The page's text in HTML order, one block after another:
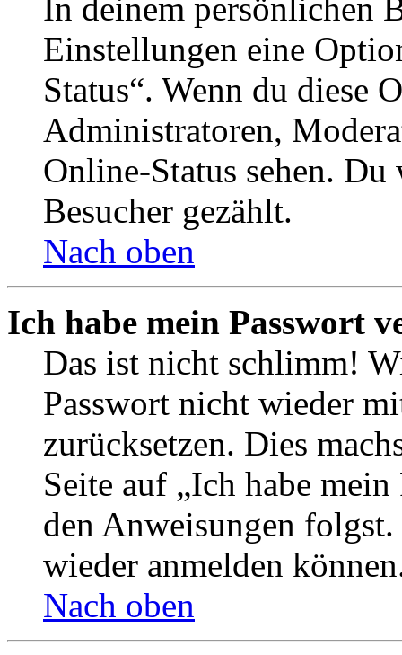
In deinem persönlichen
Einstellungen eine
Status“. Wenn du diese
Administratoren,
Online-Status sehen.
Besucher gezählt.
Nach oben
Ich habe mein Passwort
Das ist nicht schlimm!
Passwort nicht wieder
zurücksetzen. Dies
Seite auf „Ich habe
den Anweisungen
wieder anmelden
Nach oben